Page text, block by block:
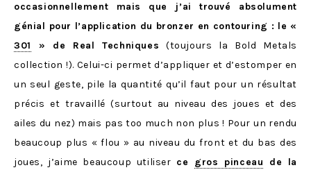
occasionnellement mais que j’ai trouvé absolument
génial pour l’application du bronzer en contouring : le «
301
» de Real Techniques (toujours la Bold Metals
collection !). Celui-ci permet d’appliquer et d’estomper en
un seul geste, pile la quantité qu’il faut pour un résultat
précis et travaillé (surtout au niveau des joues et des
ailes du nez) mais pas too much non plus ! Pour un rendu
beaucoup plus « flou » au niveau du front et du bas des
joues, j’aime beaucoup utiliser ce gros pinceau de la